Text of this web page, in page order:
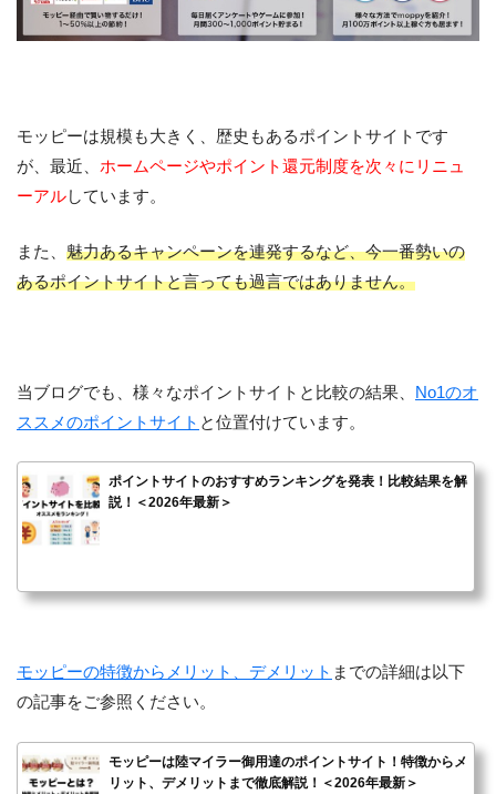
モッピーは規模も大きく、歴史もあるポイントサイトです
が、最近、 ホームページやポイント還元制度を次々にリニュ
ーアルしています。
また、 魅力あるキャンペーンを連発するなど、今一番勢いの
あるポイントサイトと言っても過言ではありません。
当ブログでも、様々なポイントサイトと比較の結果、 No1のオ
ススメのポイントサイト と位置付けています。
ポイントサイトのおすすめランキングを発表！比較結果を解
説！＜2026年最新＞
モッピーの特徴からメリット、デメリット までの詳細は以下
の記事をご参照ください。
モッピーは陸マイラー御用達のポイントサイト！特徴からメ
リット、デメリットまで徹底解説！＜2026年最新＞